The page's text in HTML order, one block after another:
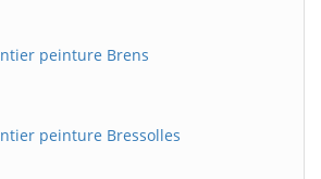
peinture Brens
peinture Bressolles